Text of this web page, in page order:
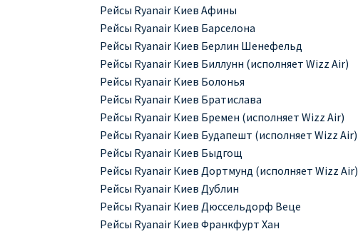
Рейсы Ryanair Киев Афины
Рейсы Ryanair Киев Барселона
Рейсы Ryanair Киев Берлин Шенефельд
Рейсы Ryanair Киев Биллунн (исполняет Wizz Air)
Рейсы Ryanair Киев Болонья
Рейсы Ryanair Киев Братислава
Рейсы Ryanair Киев Бремен (исполняет Wizz Air)
Рейсы Ryanair Киев Будапешт (исполняет Wizz Air)
Рейсы Ryanair Киев Быдгощ
Рейсы Ryanair Киев Дортмунд (исполняет Wizz Air)
Рейсы Ryanair Киев Дублин
Рейсы Ryanair Киев Дюссельдорф Веце
Рейсы Ryanair Киев Франкфурт Хан